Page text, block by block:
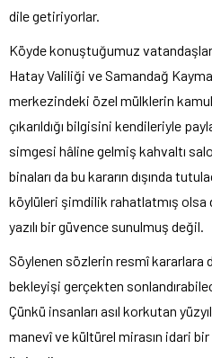
dile getiriyorlar.
Köyde konuştuğumuz
Hatay Valiliği ve Samandağ
merkezindeki özel mülklerin
çıkarıldığı bilgisini kendileriyle
simgesi hâline gelmiş kahvaltı
binaları da bu kararın dışında
köylüleri şimdilik rahatlatmış olsa
yazılı bir güvence sunulmuş değil.
Söylenen sözlerin resmî kararlara
bekleyişi gerçekten
Çünkü insanları asıl korkutan
manevî ve kültürel mirasın idari